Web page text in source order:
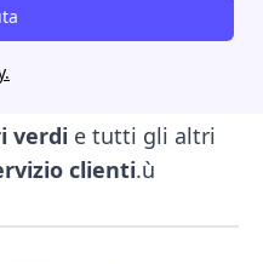
a entrare nel
il nostro articolo
verdi e tutti gli altri
clienti.ù